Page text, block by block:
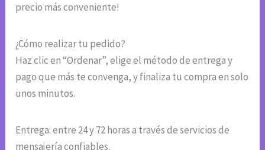
precio más conveniente!
¿Cómo realizar tu pedido?
Haz clic en “Ordenar”, elige el método de entrega y
pago que más te convenga, y finaliza tu compra en solo
unos minutos.
Entrega: entre 24 y 72 horas a través de servicios de
mensajería confiables.